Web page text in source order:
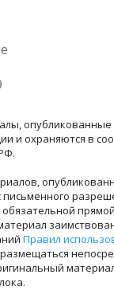
опубликованные
и охраняются в
письменного
Правил
материал